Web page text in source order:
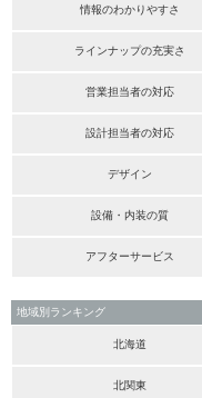
情報のわかりやすさ
ラインナップの充実さ
営業担当者の対応
設計担当者の対応
デザイン
設備・内装の質
アフターサービス
地域別ランキング
北海道
北関東